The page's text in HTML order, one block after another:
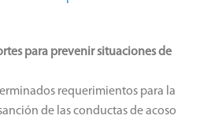
para prevenir situaciones de
requerimientos para la
de las conductas de acoso